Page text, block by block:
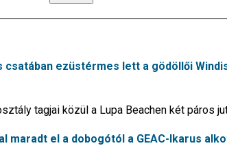
ezüstérmes lett a gödöllői
tagjai közül a Lupa Beachen két páros
maradt el a dobogótól a GEAC-Ikarus